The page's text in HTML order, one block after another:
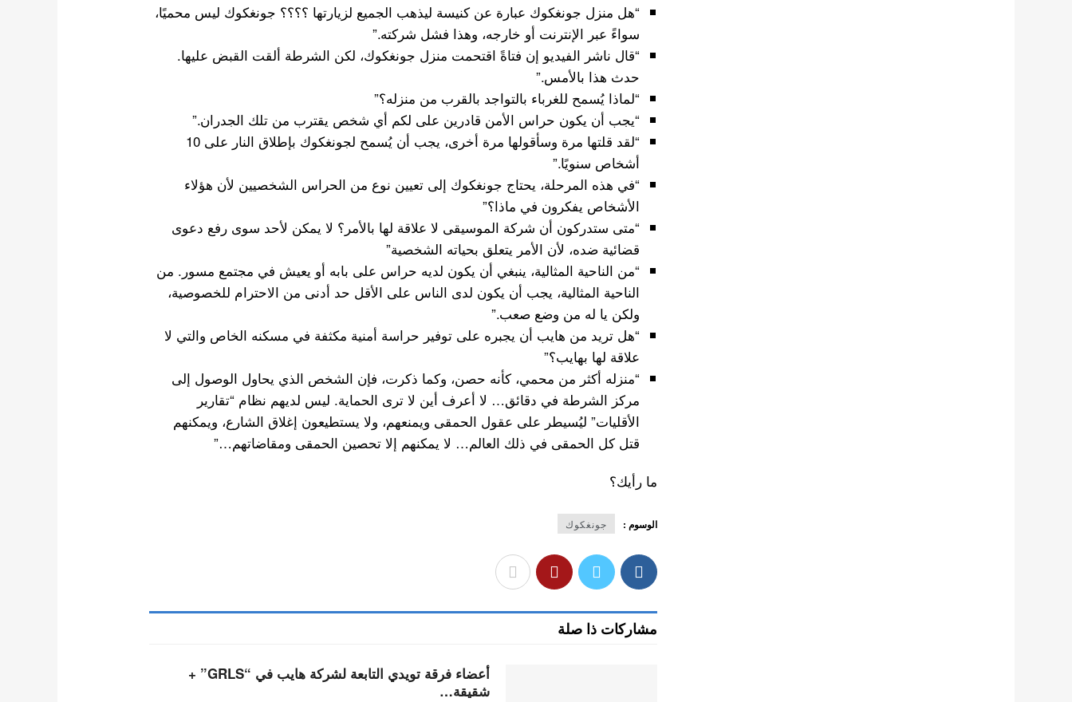
“هل منزل جونغكوك عبارة عن كنيسة ليذهب الجميع لزيارتها ؟؟؟؟ جونغكوك ليس محميًا،
سواءً عبر الإنترنت أو خارجه، وهذا فشل شركته.”
“قال ناشر الفيديو إن فتاةً اقتحمت منزل جونغكوك، لكن الشرطة ألقت القبض عليها.
حدث هذا بالأمس.”
“لماذا يُسمح للغرباء بالتواجد بالقرب من منزله؟”
“يجب أن يكون حراس الأمن قادرين على لكم أي شخص يقترب من تلك الجدران.”
“لقد قلتها مرة وسأقولها مرة أخرى، يجب أن يُسمح لجونغكوك بإطلاق النار على 10
أشخاص سنويًا.”
“في هذه المرحلة، يحتاج جونغكوك إلى تعيين نوع من الحراس الشخصيين لأن هؤلاء
الأشخاص يفكرون في ماذا؟”
“متى ستدركون أن شركة الموسيقى لا علاقة لها بالأمر؟ لا يمكن لأحد سوى رفع دعوى
قضائية ضده، لأن الأمر يتعلق بحياته الشخصية”
“من الناحية المثالية، ينبغي أن يكون لديه حراس على بابه أو يعيش في مجتمع مسور. من
الناحية المثالية، يجب أن يكون لدى الناس على الأقل حد أدنى من الاحترام للخصوصية،
ولكن يا له من وضع صعب.”
“هل تريد من هايب أن يجبره على توفير حراسة أمنية مكثفة في مسكنه الخاص والتي لا
علاقة لها بهايب؟”
“منزله أكثر من محمي، كأنه حصن، وكما ذكرت، فإن الشخص الذي يحاول الوصول إلى
مركز الشرطة في دقائق… لا أعرف أين لا ترى الحماية. ليس لديهم نظام “تقارير
الأقليات” ليُسيطر على عقول الحمقى ويمنعهم، ولا يستطيعون إغلاق الشارع، ويمكنهم
قتل كل الحمقى في ذلك العالم… لا يمكنهم إلا تحصين الحمقى ومقاضاتهم…”
ما رأيك؟
الوسوم : جونغكوك
مشاركات ذا صلة
أعضاء فرقة تويدي التابعة لشركة هايب في “GRLS” +
شقيقة…